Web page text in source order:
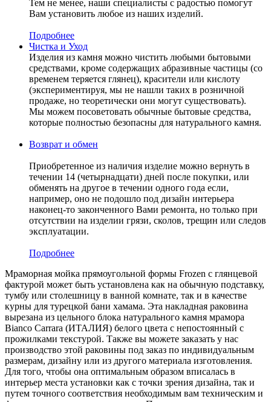
Тем не менее, наши специалисты с радостью помогут
Вам установить любое из наших изделий.
Подробнее
Чистка и Уход
Изделия из камня можно чистить любыми бытовыми
средствами, кроме содержащих абразивные частицы (со
временем теряется глянец), красители или кислоту
(экспериментируя, мы не нашли таких в розничной
продаже, но теоретически они могут существовать).
Мы можем посоветовать обычные бытовые средства,
которые полностью безопасны для натурального камня.
Возврат и обмен
Приобретенное из наличия изделие можно вернуть в
течении 14 (четырнадцати) дней после покупки, или
обменять на другое в течении одного года если,
например, оно не подошло под дизайн интерьера
наконец-то законченного Вами ремонта, но только при
отсутствии на изделии грязи, сколов, трещин или следов
эксплуатации.
Подробнее
Мраморная мойка прямоугольной формы Frozen с глянцевой
фактурой может быть установлена как на обычную подставку,
тумбу или столешницу в ванной комнате, так и в качестве
курны для турецкой бани хамама. Эта накладная раковина
вырезана из цельного блока натурального камня мрамора
Bianco Carrara (ИТАЛИЯ) белого цвета c непостоянный с
прожилками текстурой. Также вы можете заказать у нас
производство этой раковины под заказ по индивидуальным
размерам, дизайну или из другого материала изготовления.
Для того, чтобы она оптимальным образом вписалась в
интерьер места установки как с точки зрения дизайна, так и
путем точного соответствия необходимым вам техническим и